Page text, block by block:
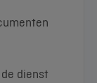
dienst